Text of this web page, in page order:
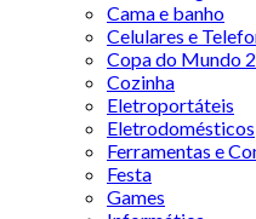
Cama e banho
Celulares e
Copa do Mundo
Cozinha
Eletroportáteis
Eletrodomésticos
Ferramentas e
Festa
Games